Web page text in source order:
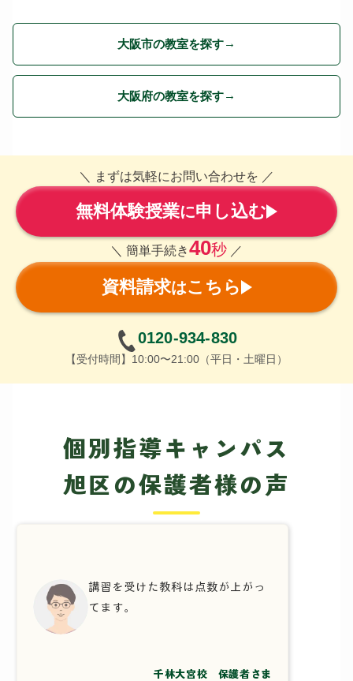
大阪市の教室を探す
大阪府の教室を探す
＼ まずは気軽にお問い合わせを ／
無料体験授業に申し込む
＼ 簡単手続き40秒 ／
資料請求はこちら
0120-934-830
【受付時間】10:00〜21:00（平日・土曜日）
個別指導キャンパス
旭区の保護者様の声
講習を受けた教科は点数が上がっ
てます。
千林大宮校 保護者さま